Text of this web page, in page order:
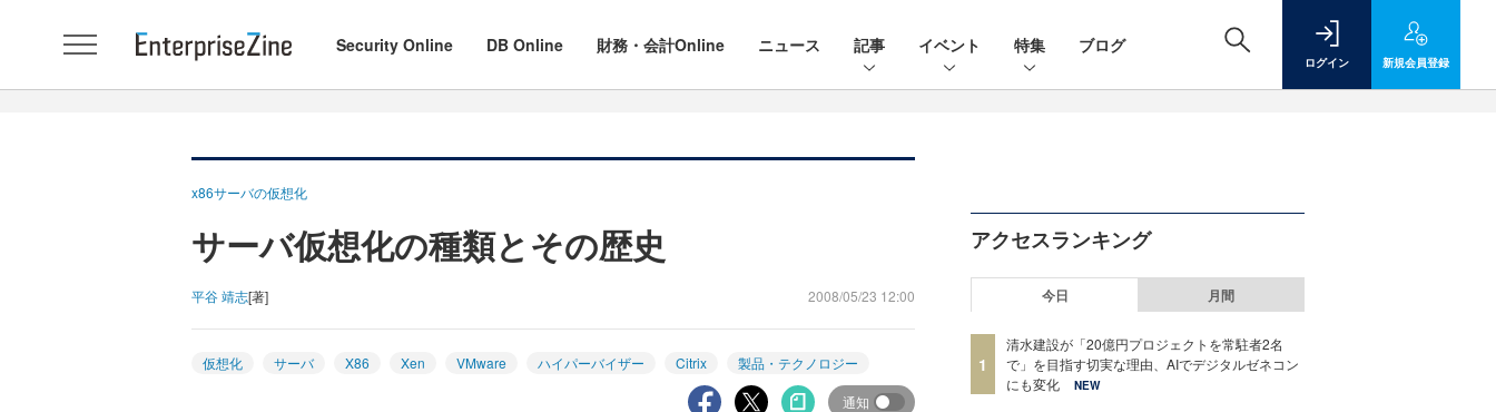
Security Online DB Online 財務・会計Online ニュース 記事 イベント 特集 ブログ
ログイン 新規会員登録
x86サーバの仮想化
サーバ仮想化の種類とその歴史
平谷 靖志[著] 2008/05/23 12:00
仮想化 サーバ X86 Xen VMware ハイパーバイザー Citrix 製品・テクノロジー
通知
アクセスランキング
今日 月間
1
清水建設が「20億円プロジェクトを常駐者2名
で」を目指す切実な理由、AIでデジタルゼネコン
にも変化
NEW